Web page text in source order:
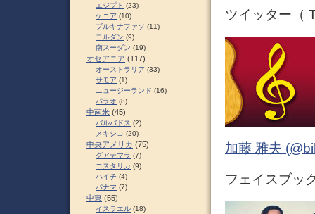
ツイッター（
加藤 雅夫
フェイスブッ
エジプト (23)
ケニア (10)
ブルキナファソ (11)
ヨルダン (9)
南スーダン (19)
オセアニア (117)
オーストラリア (33)
サモア (1)
ニュージーランド (16)
パラオ (8)
中南米 (45)
バルバドス (2)
メキシコ (20)
中央アメリカ (75)
グアテマラ (7)
コスタリカ (9)
ハイチ (4)
パナマ (7)
中東 (55)
イスラエル (18)